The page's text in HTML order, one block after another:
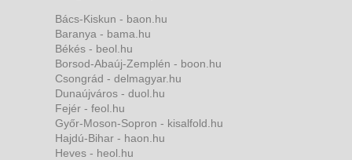
Bács-Kiskun - baon.hu
Baranya - bama.hu
Békés - beol.hu
Borsod-Abaúj-Zemplén - boon.hu
Csongrád - delmagyar.hu
Dunaújváros - duol.hu
Fejér - feol.hu
Győr-Moson-Sopron - kisalfold.hu
Hajdú-Bihar - haon.hu
Heves - heol.hu